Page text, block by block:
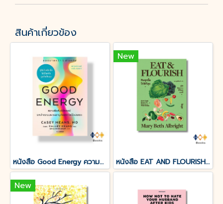
สินค้าเกี่ยวข้อง
หนังสือ Good Energy ความสัมพันธ์อัศจรรย์ระหว่างระบบเผาผลาญกับสุขภาพไร้ขอบเขต
New
หนังสือ EAT AND FLOURISH กินทุกมื้อให้ดีที่สุข
New